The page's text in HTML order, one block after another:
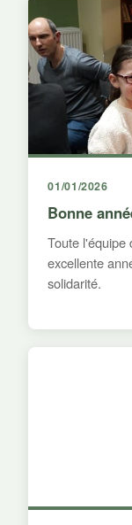
01/01/2026
Bonne
Toute l'équipe
excellente
solidarité.